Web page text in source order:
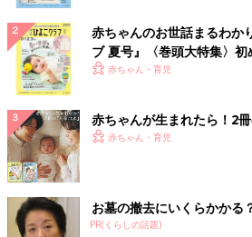
赤ちゃんのお世話まるわか
ブ 夏号』〈巻頭大特集〉
く！ おっぱい・ミルクの基
赤ちゃん・育児
赤ちゃんが生まれたら！2冊
赤ちゃん・育児
お墓の撤去にいくらかかる
PR(くらしの話題)